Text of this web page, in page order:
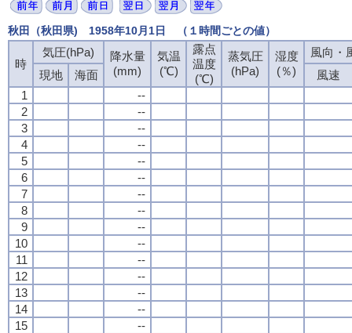
秋田（秋田県) 1958年10月1日 （１時間ごとの値）
時
気圧(hPa)
降水量
(mm)
気温
(℃)
露点
温度
(℃)
蒸気圧
(hPa)
湿度
(％)
風向・
現地
海面
風速
1
--
2
--
3
--
4
--
5
--
6
--
7
--
8
--
9
--
10
--
11
--
12
--
13
--
14
--
15
--